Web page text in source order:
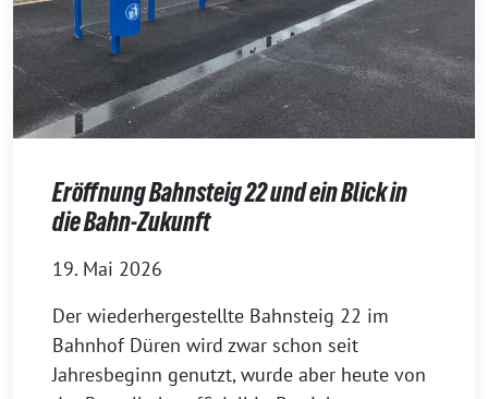
Eröffnung Bahnsteig 22 und ein Blick in
die Bahn-Zukunft
19. Mai 2026
Der wiederhergestellte Bahnsteig 22 im
Bahnhof Düren wird zwar schon seit
Jahresbeginn genutzt, wurde aber heute von